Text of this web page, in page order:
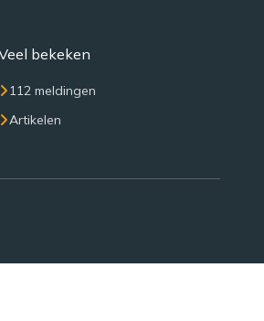
bekeken
112 meldingen
Artikelen